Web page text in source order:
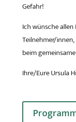
Gefahr!
Ich wünsche
Teilnehmer/
beim
Ihre/Eure Ursula